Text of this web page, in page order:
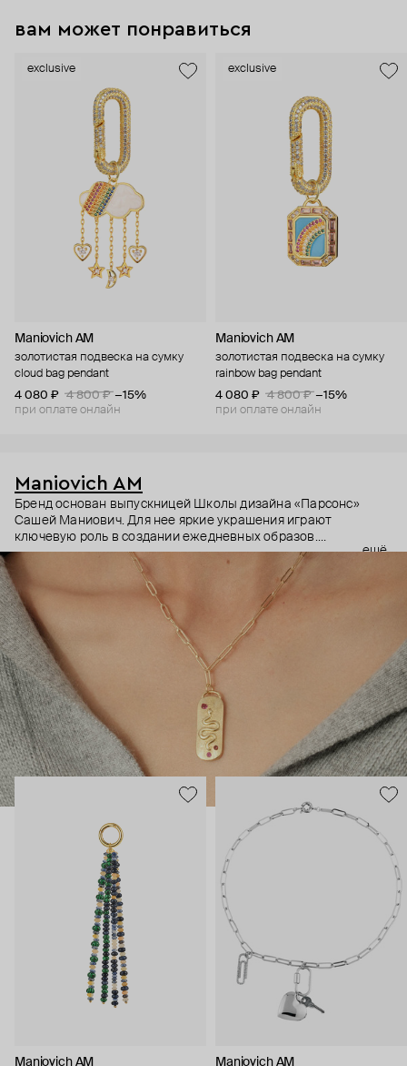
вам может понравиться
exclusive
Maniovich AM
золотистая подвеска на сумку
cloud bag pendant
4 080 ₽
4 800 ₽ −15%
при оплате онлайн
exclusive
Maniovich AM
золотистая подвеска на сумку
rainbow bag pendant
4 080 ₽
4 800 ₽ −15%
при оплате онлайн
Maniovich AM
Бренд основан выпускницей Школы дизайна «Парсонс»
Сашей Маниович. Для нее яркие украшения играют
ключевую роль в создании ежедневных образов.
Неординарные и яркие, вызывающие исключительно
положительные эмоции, украшения Maniovich AM созданы из
бусин, ракушек и жемчуга и легко сочетаются как между
собой, так и с классическими украшениями и
драгоценностями. Бренд меняет привычное отношение к
украшениям и доказывает, что яркие аксессуары могут быть
актуальны в любое время года.
ещё
Maniovich AM Maniovich AM